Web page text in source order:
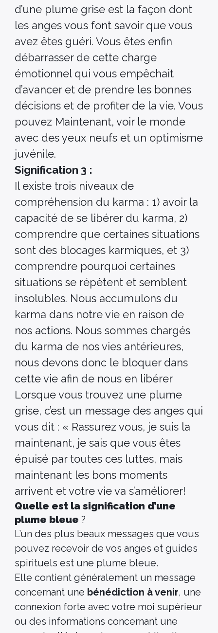
d’une plume grise est la façon dont
les anges vous font savoir que vous
avez êtes guéri. Vous êtes enfin
débarrasser de cette charge
émotionnel qui vous empêchait
d’avancer et de prendre les bonnes
décisions et de profiter de la vie. Vous
pouvez Maintenant, voir le monde
avec des yeux neufs et un optimisme
juvénile.
Signification 3 :
Il existe trois niveaux de
compréhension du karma : 1) avoir la
capacité de se libérer du karma, 2)
comprendre que certaines situations
sont des blocages karmiques, et 3)
comprendre pourquoi certaines
situations se répètent et semblent
insolubles. Nous accumulons du
karma dans notre vie en raison de
nos actions. Nous sommes chargés
du karma de nos vies antérieures,
nous devons donc le bloquer dans
cette vie afin de nous en libérer
Lorsque vous trouvez une plume
grise, c’est un message des anges qui
vous dit : « Rassurez vous, je suis la
maintenant, je sais que vous êtes
épuisé par toutes ces luttes, mais
maintenant les bons moments
arrivent et votre vie va s’améliorer!
Quelle est la signification d’une
plume bleue ?
L’un des plus beaux messages que vous
pouvez recevoir de vos anges et guides
spirituels est une plume bleue.
Elle contient généralement un message
concernant une bénédiction à venir, une
connexion forte avec votre moi supérieur
ou des informations concernant une